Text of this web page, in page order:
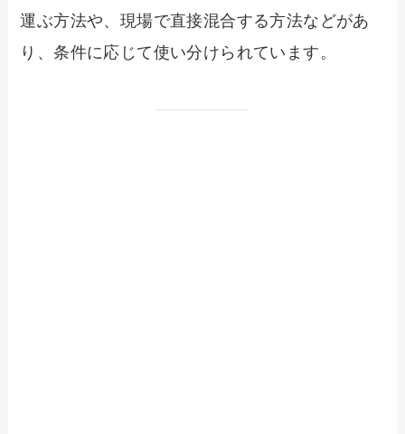
運ぶ方法や、現場で直接混合する方法などがあ
り、条件に応じて使い分けられています。